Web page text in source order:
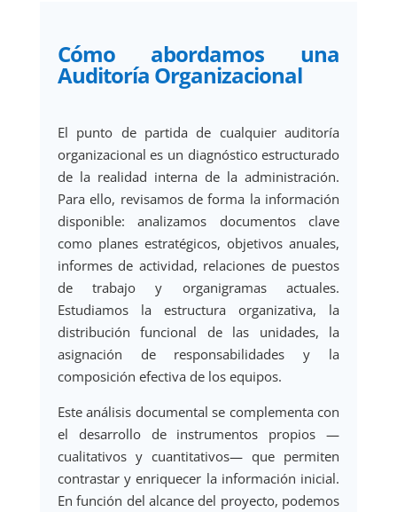
Cómo abordamos una
Auditoría Organizacional
El punto de partida de cualquier auditoría
organizacional es un diagnóstico estructurado
de la realidad interna de la administración.
Para ello, revisamos de forma la información
disponible: analizamos documentos clave
como planes estratégicos, objetivos anuales,
informes de actividad, relaciones de puestos
de trabajo y organigramas actuales.
Estudiamos la estructura organizativa, la
distribución funcional de las unidades, la
asignación de responsabilidades y la
composición efectiva de los equipos.
Este análisis documental se complementa con
el desarrollo de instrumentos propios —
cualitativos y cuantitativos— que permiten
contrastar y enriquecer la información inicial.
En función del alcance del proyecto, podemos